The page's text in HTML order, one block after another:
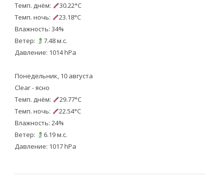
Темп. днём:
30.22°C
Темп. ночь:
23.18°C
Влажность: 34%
Ветер:
7.48 м.с.
Давление: 1014 hPa
Понедельник, 10 августа
Clear - ясно
Темп. днём:
29.77°C
Темп. ночь:
22.54°C
Влажность: 24%
Ветер:
6.19 м.с.
Давление: 1017 hPa